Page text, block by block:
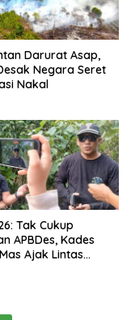
Darurat Asap,
Negara Seret
Nakal
Tak Cukup
APBDes, Kades
Ajak Lintas